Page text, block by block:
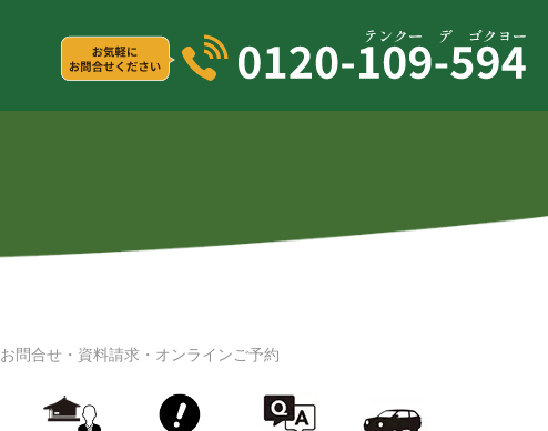
お問合せ・資料請求・オンラインご予約